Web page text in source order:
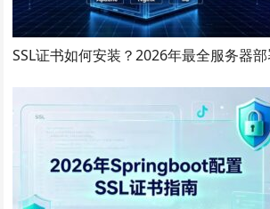
SSL证书如何安装？2026年最全服务器